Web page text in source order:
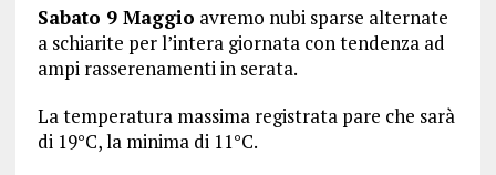
Sabato 9 Maggio avremo nubi sparse alternate
a schiarite per l’intera giornata con tendenza ad
ampi rasserenamenti in serata.
La temperatura massima registrata pare che sarà
di 19°C, la minima di 11°C.